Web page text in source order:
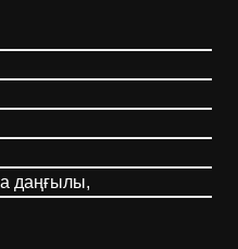
даңғылы,